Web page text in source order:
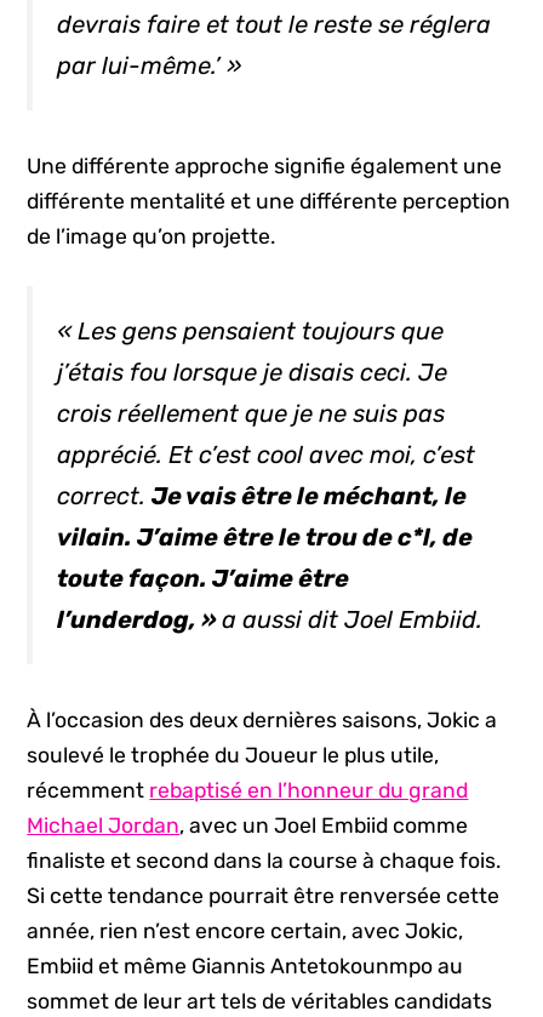
devrais faire et tout le reste se réglera
par lui-même.’ »
Une différente approche signifie également une
différente mentalité et une différente perception
de l’image qu’on projette.
« Les gens pensaient toujours que
j’étais fou lorsque je disais ceci. Je
crois réellement que je ne suis pas
apprécié. Et c’estcoolavec moi, c’est
correct.Je vais être le méchant, le
vilain. J’aime être le trou de c*l, de
toute façon. J’aime être
l’underdog, »a aussi dit Joel Embiid.
À l’occasion des deux dernières saisons, Jokic a
soulevé le trophée du Joueur le plus utile,
récemment rebaptisé en l’honneur du grand
Michael Jordan, avec un Joel Embiid comme
finaliste et second dans la course à chaque fois.
Si cette tendance pourrait être renversée cette
année, rien n’est encore certain, avec Jokic,
Embiid et même Giannis Antetokounmpo au
sommet de leur art tels de véritables candidats